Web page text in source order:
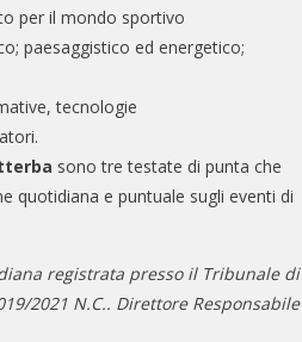
per il mondo sportivo
paesaggistico ed energetico;
tecnologie
sono tre testate di punta che
quotidiana e puntuale sugli eventi di
registrata presso il Tribunale di
2021 N.C.. Direttore Responsabile